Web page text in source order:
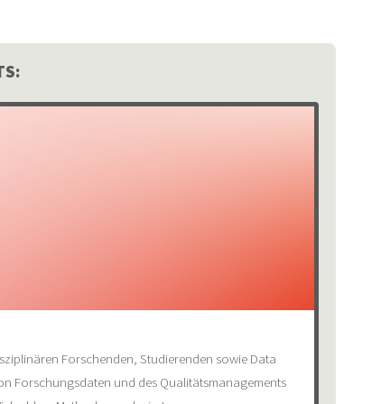
Forschenden, Studierenden sowie Data
Forschungsdaten und des Qualitätsmanagements